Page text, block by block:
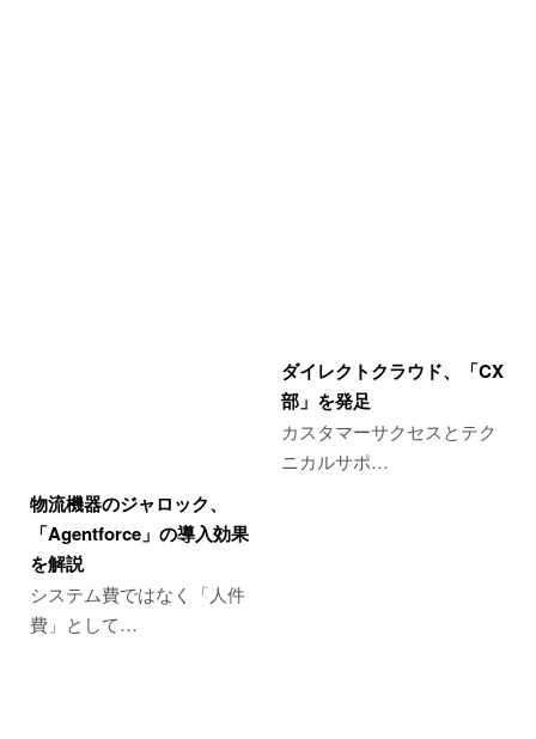
物流機器のジャロック、
「Agentforce」の導入効果
を解説
システム費ではなく「人件
費」として…
ダイレクトクラウド、「CX
部」を発足
カスタマーサクセスとテク
ニカルサポ…